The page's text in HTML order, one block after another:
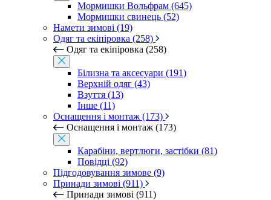
Мормишки Вольфрам (645)
Мормишки свинець (52)
Намети зимові (19)
Одяг та екіпіровка (258)
Одяг та екіпіровка (258)
Білизна та аксесуари (191)
Верхній одяг (43)
Взуття (13)
Інше (11)
Оснащення і монтаж (173)
Оснащення і монтаж (173)
Карабіни, вертлюги, застібки (81)
Повідці (92)
Підгодовування зимове (9)
Принади зимові (911)
Принади зимові (911)